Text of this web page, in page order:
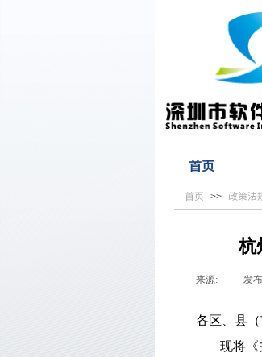
首页
首页 >> 政策法
杭
来源: 发
各区、县
现将《